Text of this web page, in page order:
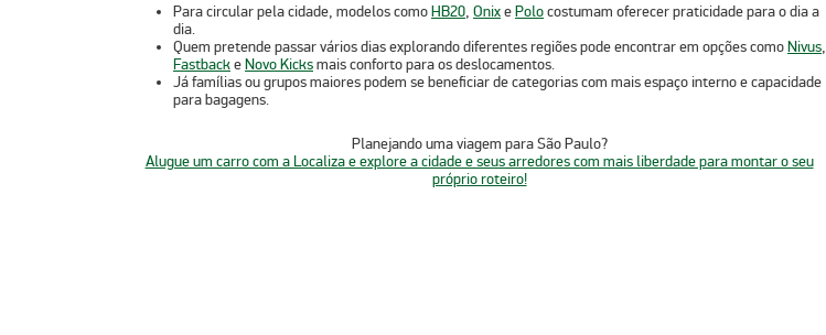
Para circular pela cidade, modelos comoHB20, OnixePolocostumam oferecer praticidade para o dia a
dia.
Quem pretende passar vários dias explorando diferentes regiões pode encontrar em opções comoNivus,
FastbackeNovo Kicksmais conforto para os deslocamentos.
Já famílias ou grupos maiores podem se beneficiar de categorias com mais espaço interno e capacidade
para bagagens.
Planejando uma viagem para São Paulo?
Alugue um carro com a Localiza e explore a cidade e seus arredores com mais liberdade para montar o seu
próprio roteiro!